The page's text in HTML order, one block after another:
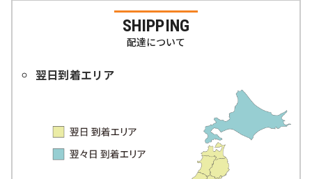
SHIPPING
配達について
翌日到着エリア